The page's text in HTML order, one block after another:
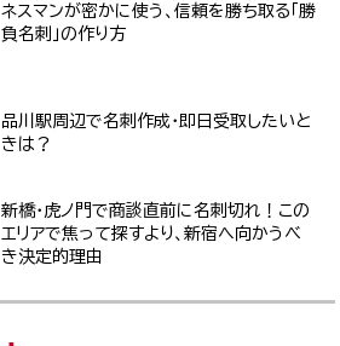
ネスマンが密かに使う、信頼を勝ち取る「勝
負名刺」の作り方
品川駅周辺で名刺作成・即日受取したいと
きは？
新橋・虎ノ門で商談直前に名刺切れ！この
エリアで焦って探すより、新宿へ向かうべ
き決定的理由